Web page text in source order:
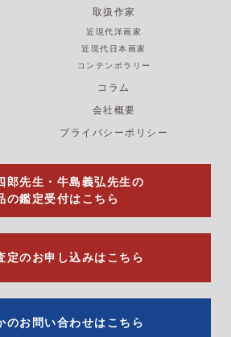
取扱作家
近現代洋画家
近現代日本画家
コンテンポラリー
コラム
会社概要
プライバシーポリシー
郎先生・牛島義弘先生の
の鑑定受付はこちら
定のお申し込みはこちら
のお問い合わせはこちら